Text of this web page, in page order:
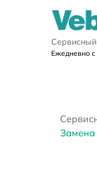
Ежедневно с
Замена